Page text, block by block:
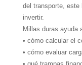
del transporte,
invertir.
Millas duras ayuda
• cómo calcular el
• cómo evaluar